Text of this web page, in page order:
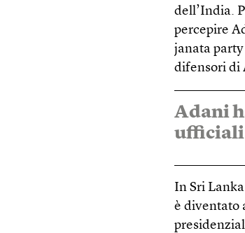
dell’India.
percepire
janata
difensori di
Adani
ufficiali
In Sri
è diventato